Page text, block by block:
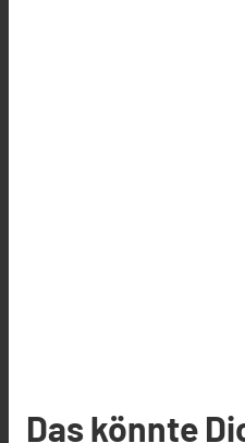
Das könnte